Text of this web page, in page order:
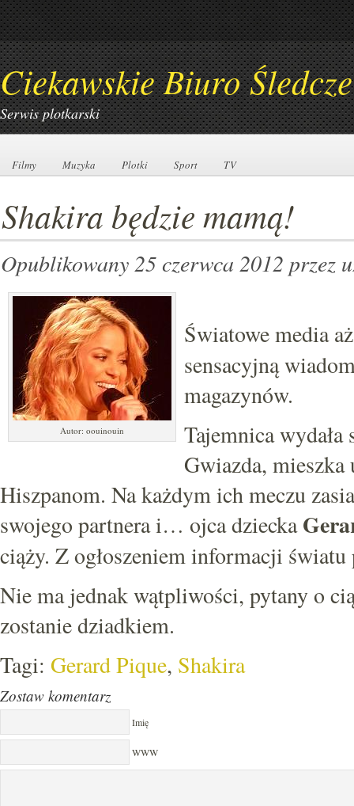
Ciekawskie Biuro Śledcze
Serwis plotkarski
Filmy
Filmy Muzyka
Muzyka Plotki
Plotki Sport
Sport TV
TV
Shakira będzie mamą!
Opublikowany 25 czerwca 2012 przez
Autor: oouinouin
Światowe media
sensacyjną
magazynów.
Tajemnica
Gwiazda,
Hiszpanom. Na każdym ich meczu
swojego partnera i… ojca dziecka
ciąży. Z ogłoszeniem informacji światu
Nie ma jednak wątpliwości, pytany o
zostanie dziadkiem.
Tagi: Gerard Pique, Shakira
Zostaw komentarz
Imię
WWW